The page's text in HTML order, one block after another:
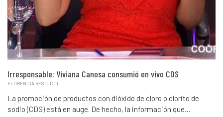
Irresponsable: Viviana Canosa consumió en vivo CDS
FLORENCIA RESTUCCI
La promoción de productos con dióxido de cloro o clorito de
sodio (CDS) está en auge. De hecho, la información que…